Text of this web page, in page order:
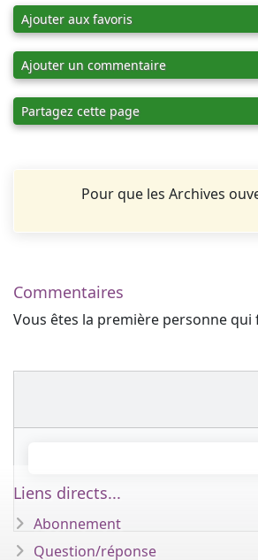
Ajouter aux favoris
Ajouter un commentaire
Partagez cette page
Pour que les Archives
Commentaires
Vous êtes la première personne
Liens directs...
Abonnement
Question/réponse